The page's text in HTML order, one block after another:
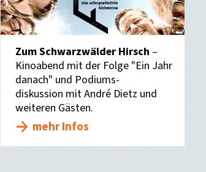
Zum Schwarzwälder Hirsch –
Kinoabend mit der Folge "Ein Jahr
danach" und Podiums-
diskussion mit André Dietz und
weiteren Gästen.
mehr Infos